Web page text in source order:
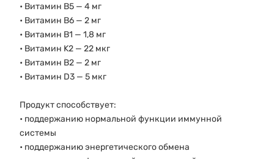
• Витамин B5 — 4 мг
• Витамин B6 — 2 мг
• Витамин B1 — 1,8 мг
• Витамин K2 — 22 мкг
• Витамин B2 — 2 мг
• Витамин D3 — 5 мкг
Продукт способствует:
• поддержанию нормальной функции иммунной
системы
• поддержанию энергетического обмена